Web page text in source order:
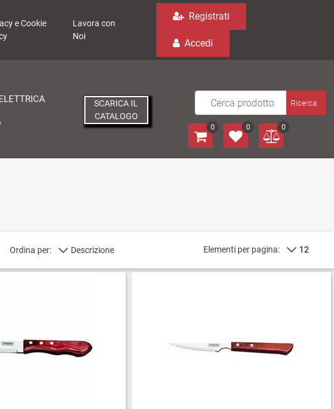
e Cookie
Lavora con
Noi
Registrati
Accedi
SCARICA IL
CATALOGO
0 0 0
Ordina per: Elementi per pagina: